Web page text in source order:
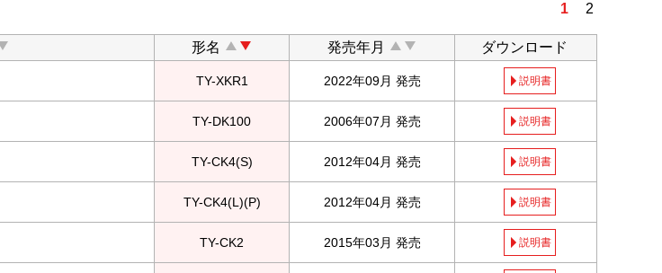
1 2
形名 発売年月 ダウンロード
TY-XKR1 2022年09月 発売 説明書
TY-DK100 2006年07月 発売 説明書
TY-CK4(S) 2012年04月 発売 説明書
TY-CK4(L)(P) 2012年04月 発売 説明書
TY-CK2 2015年03月 発売 説明書